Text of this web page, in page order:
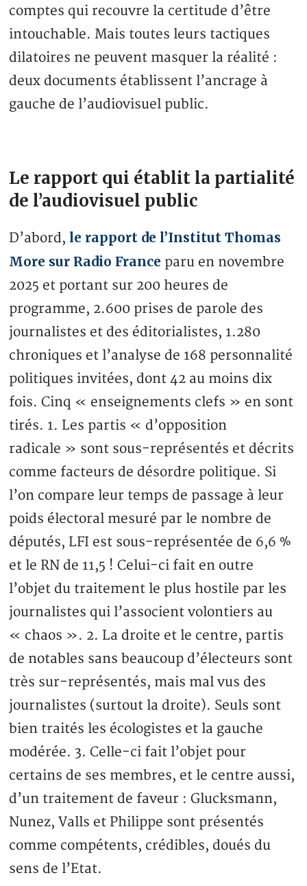
comptes qui recouvre la certitude d’être
intouchable. Mais toutes leurs tactiques
dilatoires ne peuvent masquer la réalité :
deux documents établissent l’ancrage à
gauche de l’audiovisuel public.
Le rapport qui établit la partialité
de l’audiovisuel public
D’abord, le rapport de l’Institut Thomas
More sur Radio France paru en novembre
2025 et portant sur 200 heures de
programme, 2.600 prises de parole des
journalistes et des éditorialistes, 1.280
chroniques et l’analyse de 168 personnalité
politiques invitées, dont 42 au moins dix
fois. Cinq « enseignements clefs » en sont
tirés. 1. Les partis « d’opposition
radicale » sont sous-représentés et décrits
comme facteurs de désordre politique. Si
l’on compare leur temps de passage à leur
poids électoral mesuré par le nombre de
députés, LFI est sous-représentée de 6,6 %
et le RN de 11,5 ! Celui-ci fait en outre
l’objet du traitement le plus hostile par les
journalistes qui l’associent volontiers au
« chaos ». 2. La droite et le centre, partis
de notables sans beaucoup d’électeurs sont
très sur-représentés, mais mal vus des
journalistes (surtout la droite). Seuls sont
bien traités les écologistes et la gauche
modérée. 3. Celle-ci fait l’objet pour
certains de ses membres, et le centre aussi,
d’un traitement de faveur : Glucksmann,
Nunez, Valls et Philippe sont présentés
comme compétents, crédibles, doués du
sens de l’Etat.